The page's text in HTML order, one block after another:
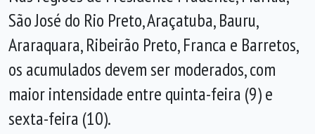
São José do Rio Preto, Araçatuba, Bauru,
Araraquara, Ribeirão Preto, Franca e Barretos,
os acumulados devem ser moderados, com
maior intensidade entre quinta-feira (9) e
sexta-feira (10).